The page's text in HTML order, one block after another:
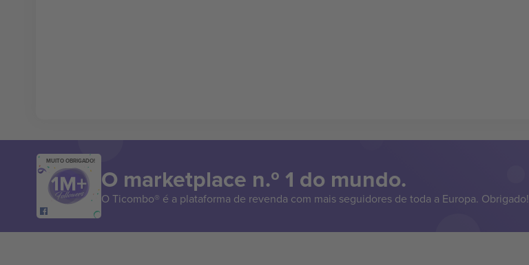
MUITO OBRIGADO!
O marketplace n.º 1 do mundo.
O Ticombo® é a plataforma de revenda com mais seguidores de toda a Europa. Obrigado!